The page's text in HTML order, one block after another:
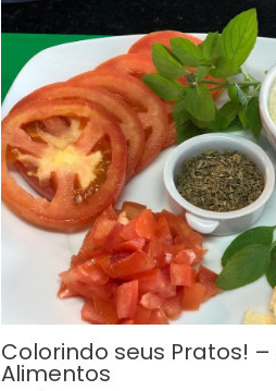
Colorindo seus Pratos!
Alimentos